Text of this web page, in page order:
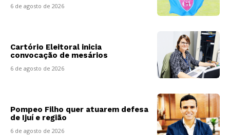
6 de agosto de 2026
Cartório Eleitoral inicia
convocação de mesários
6 de agosto de 2026
Pompeo Filho quer atuarem defesa
de Ijuí e região
6 de agosto de 2026